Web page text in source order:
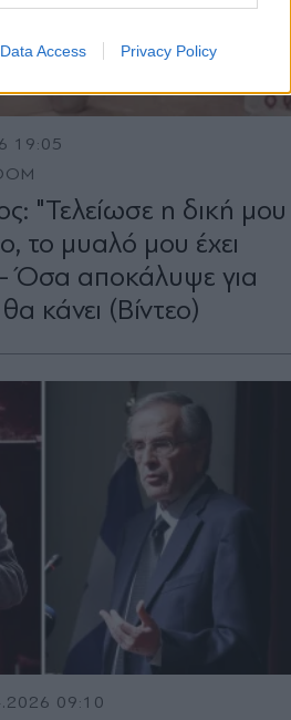
Data Access Privacy Policy
19:05
"Τελείωσε η δική μου
το μυαλό μου έχει
- Όσα αποκάλυψε για
κάνει (Βίντεο)
09:10